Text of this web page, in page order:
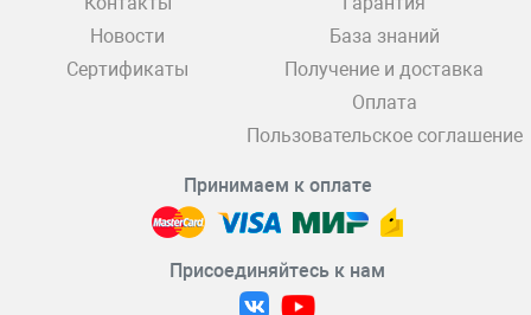
Новости
Сертификаты
База знаний
Получение и доставка
Оплата
Пользовательское соглашение
Принимаем к оплате
Присоединяйтесь к нам